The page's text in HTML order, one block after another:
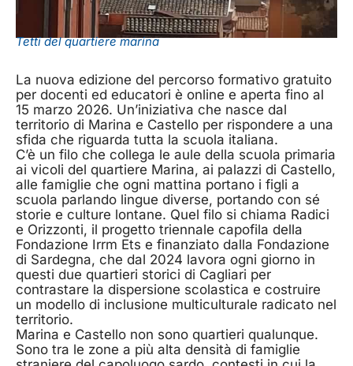
Tetti del quartiere marina
La nuova edizione del percorso formativo gratuito
per docenti ed educatori è online e aperta fino al
15 marzo 2026. Un’iniziativa che nasce dal
territorio di Marina e Castello per rispondere a una
sfida che riguarda tutta la scuola italiana.
C’è un filo che collega le aule della scuola primaria
ai vicoli del quartiere Marina, ai palazzi di Castello,
alle famiglie che ogni mattina portano i figli a
scuola parlando lingue diverse, portando con sé
storie e culture lontane. Quel filo si chiama Radici
e Orizzonti, il progetto triennale capofila della
Fondazione Irrm Ets e finanziato dalla Fondazione
di Sardegna, che dal 2024 lavora ogni giorno in
questi due quartieri storici di Cagliari per
contrastare la dispersione scolastica e costruire
un modello di inclusione multiculturale radicato nel
territorio.
Marina e Castello non sono quartieri qualunque.
Sono tra le zone a più alta densità di famiglie